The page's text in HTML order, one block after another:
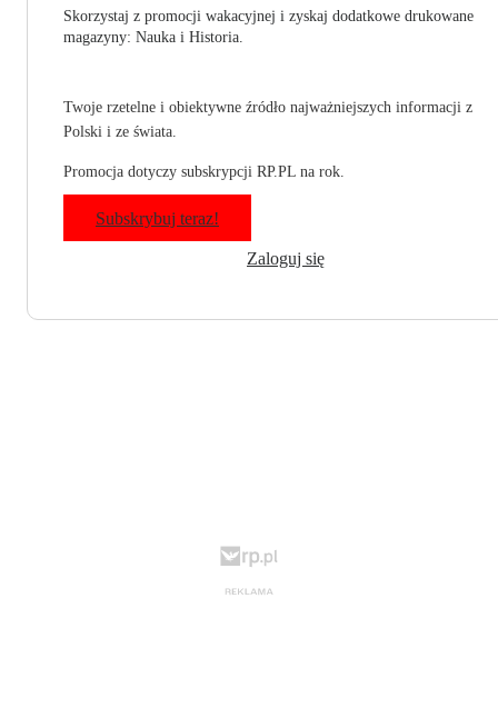
Skorzystaj z promocji wakacyjnej i zyskaj dodatkowe drukowane
magazyny: Nauka i Historia.
Twoje rzetelne i obiektywne źródło najważniejszych informacji z
Polski i ze świata.
Promocja dotyczy subskrypcji RP.PL na rok.
Subskrybuj teraz!
Zaloguj się